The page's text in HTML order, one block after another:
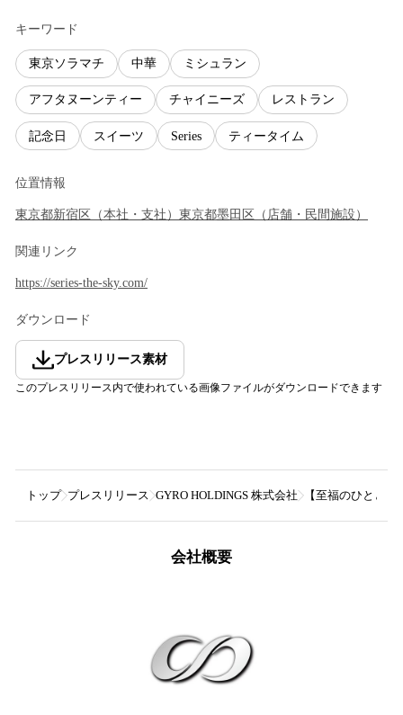
キーワード
東京ソラマチ 中華 ミシュラン
アフタヌーンティー チャイニーズ レストラン
記念日 スイーツ Series ティータイム
位置情報
東京都新宿区 （本社・支社 ） 東京都墨田区 （ 店舗・民間施設 ）
関連リンク
https://series-the-sky.com/
ダウンロード
プレスリリース素材
このプレスリリース内で使われている画像ファイルがダウンロードできます
トップ プレスリリース GYRO HOLDINGS 株式会社 【至福のひとと
会社概要